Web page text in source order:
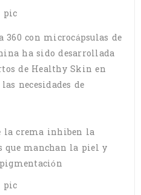
con microcápsulas de
ha sido desarrollada
de Healthy Skin en
necesidades de
la crema inhiben la
que manchan la piel y